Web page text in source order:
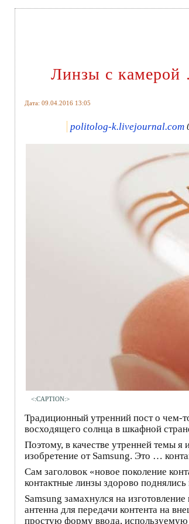
Линзы с
Дата: 09.04.2016 13:05
politolog-k.livejournal.com
<:CAPTION:>
Традиционный утренний пост о чем-
восходящего солнца в шкафной
Поэтому, в качестве утренней темы
изобретение от Samsung. Это …
Сам заголовок «новое поколение
контактные линзы здорово
Samsung замахнулся на
антенна для передачи контента на
простую форму ввода,